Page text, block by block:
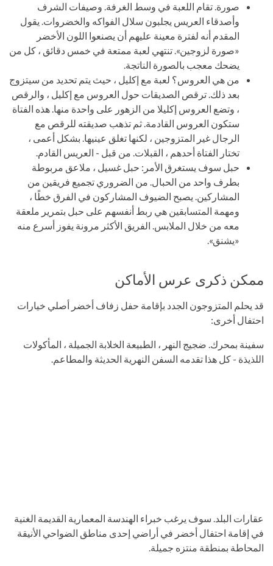
صورة. تقام اللعبة في وسط الغرفة. وصيفات الشرف
وأصدقاء العريس يجلبون سلال الفواكه والخضروات. يقول
المقدم أنه لفترة معينة عليهم أن يصنعوا اللون الأخضر
«صورة لزوجين». تنتهي لعبة ممتعة في خمس دقائق ، كل من
يضحك معجب بالصورة الناتجة.
من هي العروس؟ لعبة مع إكليل ، حيث يتم تحديد من سيتزوج
بعد ذلك. ترقص الصديقات حول العروس مع إكليل ، والرقص
، وتضع العروس إكليلا من الزهور على واحدة منها. هذه الفتاة
ستكون العروس القادمة. ثم تذهب صديقته للرقص مع
الرجال غير المتزوجين ، لكنها تغلق عينيها. بشكل أعمى ،
تختار الفتاة أحدهم ، القبلات. من قبل - العريس القادم.
حبل سوف يستغرق الأمر: حبل غسيل ، ملاعق مربوطة
بطرف واحد من الحبال. من الضروري تجميع فريقين من
المشاركين. يصبح الضيوف المشاركون في الفرق خطًا ،
ومهمة المتسابقين هي ربط أنفسهم على حبل بتمرير ملعقة
معه من خلال الملابس. الفريق الأكثر مرونة يفوز أسرع منه
«يشنق».
ممكن ذكرى عرس الأماكن
قد يحلم المتزوجون الجدد بإقامة حفل زفاف أخضر أصلي خيارات
احتفال أخرى:
سفينة بمحرك. ضجيج النهر ، الطبيعة الخلابة الجميلة ، المأكولات
اللذيذة - كل هذا تقدمه السفن النهرية الحديثة والمطاعم.
عقارات البلد. سوف يرغب خبراء الهندسة المعمارية القديمة الغنية
في إقامة احتفال أخضر في أراضي إحدى مناطق الضواحي الأنيقة
المحاطة بمنطقة منتزه جميلة.